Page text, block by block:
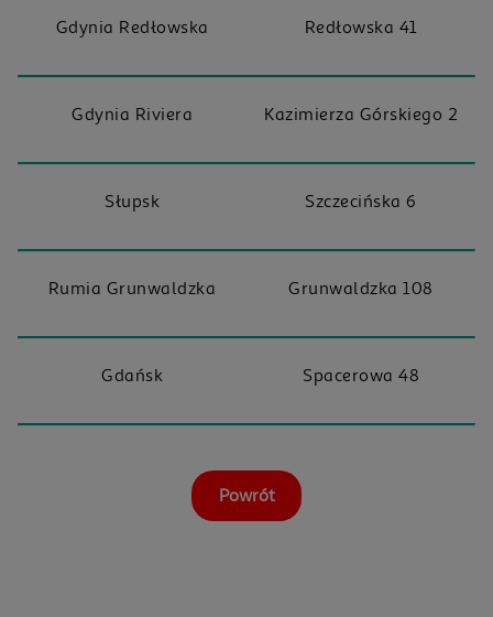
Gdynia Redłowska Redłowska 41
Gdynia Riviera Kazimierza Górskiego 2
Słupsk Szczecińska 6
Rumia Grunwaldzka Grunwaldzka 108
Gdańsk Spacerowa 48
Powrót